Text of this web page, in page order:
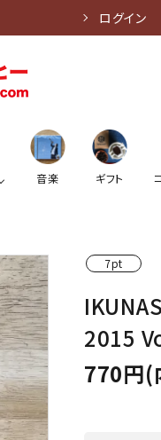
ログイン
音楽 ギフト
7pt
2015
770円(